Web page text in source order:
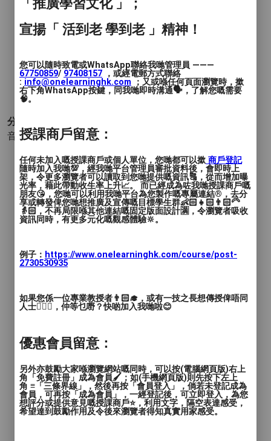
☀️用心教學，因材施教
☀️注重學生的基本功 (包括音準，拍子等)
☀️鼓勵學生參加比賽和樂團，吸取經驗
分類 :
音樂和表演 - 弦樂器- 大提琴
「推廣學習文化 」；
宣揚「 活到老 學到老 」精神！
您可以隨時致電或WhatsApp聯絡我哋管理員 ———
67750859/ 97408157 ，或經電郵方式聯絡
: info@onelearninghk.com ；又或喺任何頁面瀏覽時，撳
右下角WhatsApp按鍵，同我哋即時溝通🗣️，了解您嘅需要
🧠。
授課商戶留意：
任何未加入嘅授課商戶或個人單位，您哋都可以撳 商戶登記
隨時加入我哋💯，經我哋平台管理員審批資料後，會即時上
架，令更多瀏覽者可以讀取到您哋提供嘅資訊🔠，從而增加曝
光率，藉此帶動收生率上升📈。 而已經成為咗我哋授課商戶嘅
朋友😘，您哋可以利用我哋平台為您製作嘅專屬連結®️，去分
享或轉發俾您哋想推廣及宣傳嘅目標學生群👶🏻👧🏻👨🏻‍🦳
👵🏻，不再局限喺其他連結嘅固定版面設計🈵，令瀏覽者吸收
資訊同時，有更多元化嘅觀感體驗🔆。
例子： https://www.onelearninghk.com/course/post-
2730530935
如果您係一位專業教授者👨🏻‍🎓，或有一技之長想傳授俾唔同
人士🙋🏻‍♂️，仲等乜嘢？快啲加入我哋啦😊
優惠會員留意：
另外亦鼓勵大家喺瀏覽網站嘅同時，可以按(電腦網頁版)右上
角「免費註冊」成為會員🖌️；如(手機網頁版)則先按下左上
角 ≡「三條界線」，然後再按「會員登入」，倘若未登記成為
會員，可再按「成為會員」，一經登記後，可立即登入，為您
想評分或提供意見嘅授課商戶⭐️，利用文字，隔空表達感受，
希望達到鼓勵作用及令後來瀏覽者得知真實用家感受。